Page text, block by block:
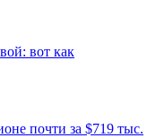
вот как
почти за $719 тыс.